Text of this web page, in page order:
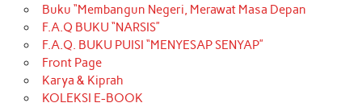
Buku “Membangun Negeri, Merawat Masa Depan
F.A.Q BUKU “NARSIS”
F.A.Q. BUKU PUISI “MENYESAP SENYAP”
Front Page
Karya & Kiprah
KOLEKSI E-BOOK